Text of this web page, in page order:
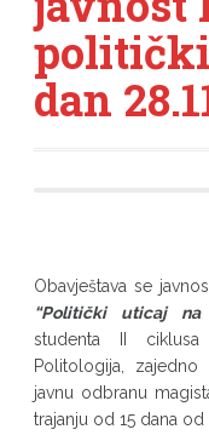
dan
Obavještava se
“Politički uticaj na
studenta II
Politologija,
javnu odbranu
trajanju od 15 dana